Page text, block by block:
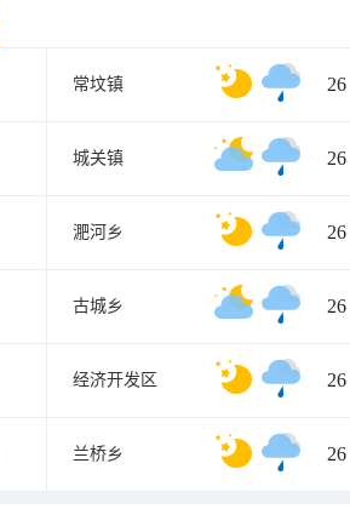
常坟镇 26
城关镇 26
淝河乡 26
古城乡 26
经济开发区 26
兰桥乡 26